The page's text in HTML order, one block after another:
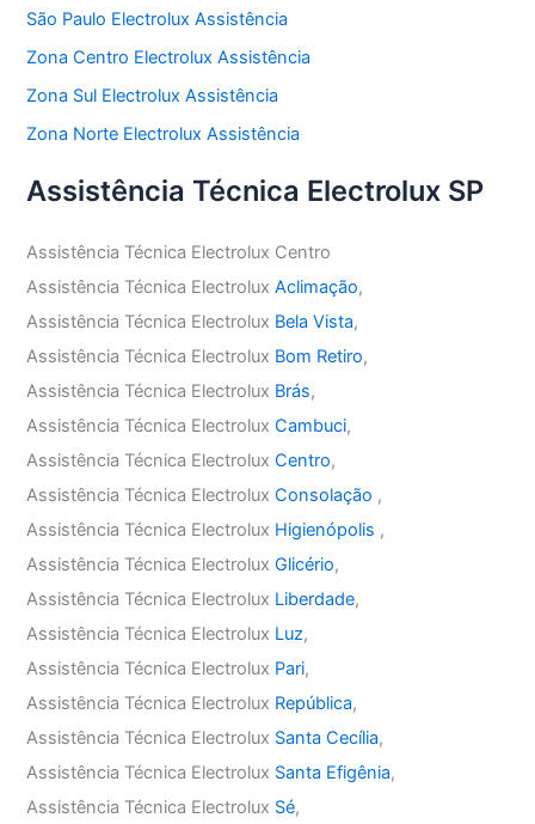
São Paulo Electrolux Assistência
Zona Centro Electrolux Assistência
Zona Sul Electrolux Assistência
Zona Norte Electrolux Assistência
Assistência Técnica Electrolux SP
Assistência Técnica Electrolux Centro
Assistência Técnica ElectroluxAclimação,
Assistência Técnica Electrolux Bela Vista,
Assistência Técnica Electrolux Bom Retiro,
Assistência Técnica Electrolux Brás,
Assistência Técnica ElectroluxCambuci,
Assistência Técnica ElectroluxCentro,
Assistência Técnica ElectroluxConsolação ,
Assistência Técnica Electrolux Higienópolis ,
Assistência Técnica ElectroluxGlicério,
Assistência Técnica Electrolux Liberdade,
Assistência Técnica Electrolux Luz,
Assistência Técnica Electrolux Pari,
Assistência Técnica Electrolux República,
Assistência Técnica Electrolux Santa Cecília,
Assistência Técnica Electrolux Santa Efigênia,
Assistência Técnica Electrolux Sé,